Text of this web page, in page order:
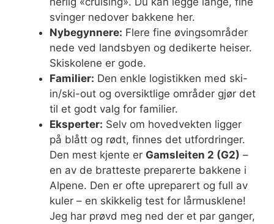
svinger nedover bakkene her.
Nybegynnere: Flere fine øvingsområder
nede ved landsbyen og dedikerte heiser.
Skiskolene er gode.
Familier: Den enkle logistikken med ski-
in/ski-out og oversiktlige områder gjør det
til et godt valg for familier.
Eksperter: Selv om hovedvekten ligger
på blått og rødt, finnes det utfordringer.
Den mest kjente er Gamsleiten 2 (G2) –
en av de bratteste preparerte bakkene i
Alpene. Den er ofte upreparert og full av
kuler – en skikkelig test for lårmusklene!
Jeg har prøvd meg ned der et par ganger,